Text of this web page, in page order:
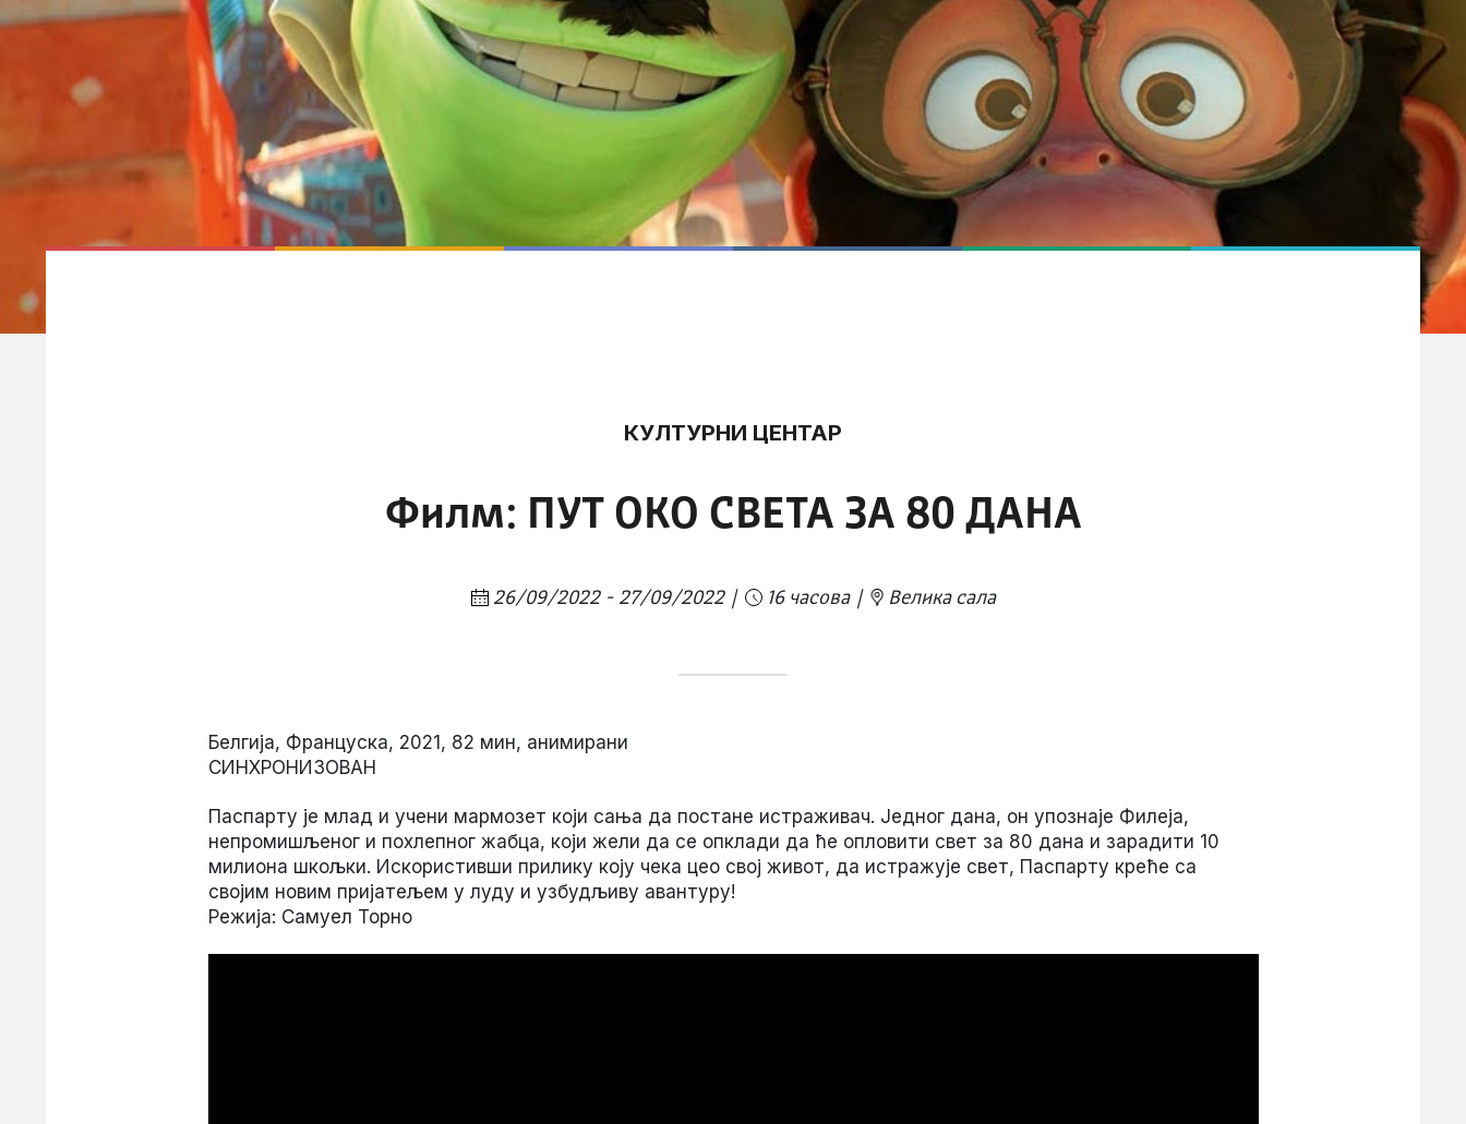
КУЛТУРНИ ЦЕНТАР
Филм: ПУТ ОКО СВЕТА ЗА 80 ДАНА
26/09/2022 - 27/09/2022 16 часова Велика сала
Белгија, Француска, 2021, 82 мин, анимирани
СИНХРОНИЗОВАН
Паспарту је млад и учени мармозет који сања да постане истраживач. Једног дана, он упознаје Филеја,
непромишљеног и похлепног жабца, који жели да се опклади да ће опловити свет за 80 дана и зарадити 10
милиона шкољки. Искористивши прилику коју чека цео свој живот, да истражује свет, Паспарту креће са
својим новим пријатељем у луду и узбудљиву авантуру!
Режија: Самуел Торно